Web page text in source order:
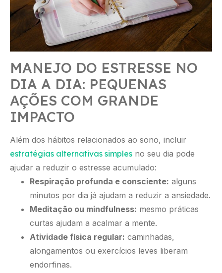
MANEJO DO ESTRESSE NO
DIA A DIA: PEQUENAS
AÇÕES COM GRANDE
IMPACTO
Além dos hábitos relacionados ao sono, incluir
estratégias alternativas simples no seu dia pode
ajudar a reduzir o estresse acumulado:
Respiração profunda e consciente: alguns
minutos por dia já ajudam a reduzir a ansiedade.
Meditação ou mindfulness: mesmo práticas
curtas ajudam a acalmar a mente.
Atividade física regular: caminhadas,
alongamentos ou exercícios leves liberam
endorfinas.